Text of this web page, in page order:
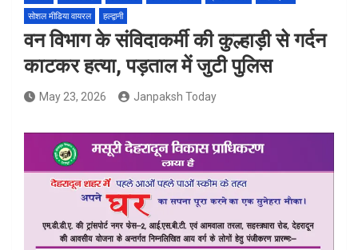
सोशल मीडिया वायरल
हल्द्वानी
वन विभाग के संविदाकर्मी की कुल्हाड़ी से गर्दन
काटकर हत्या, पड़ताल में जुटी पुलिस
May 23, 2026 Janpaksh Today